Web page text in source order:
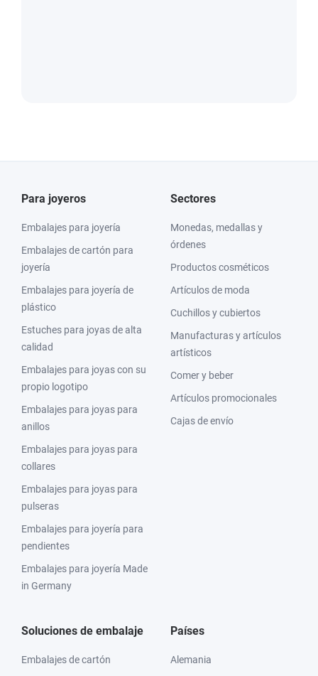
Para joyeros
Embalajes para joyería
Embalajes de cartón para
joyería
Embalajes para joyería de
plástico
Estuches para joyas de alta
calidad
Embalajes para joyas con su
propio logotipo
Embalajes para joyas para
anillos
Embalajes para joyas para
collares
Embalajes para joyas para
pulseras
Embalajes para joyería para
pendientes
Embalajes para joyería Made
in Germany
Sectores
Monedas, medallas y
órdenes
Productos cosméticos
Artículos de moda
Cuchillos y cubiertos
Manufacturas y artículos
artísticos
Comer y beber
Artículos promocionales
Cajas de envío
Soluciones de embalaje
Embalajes de cartón
Países
Alemania